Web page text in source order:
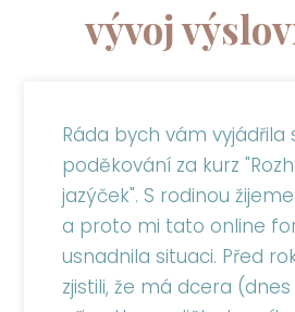
vývoj
Ráda bych vám vyjádřila
poděkování za kurz
jazýček". S rodinou
a proto mi tato online
usnadnila situaci. Před
zjistili, že má dcera